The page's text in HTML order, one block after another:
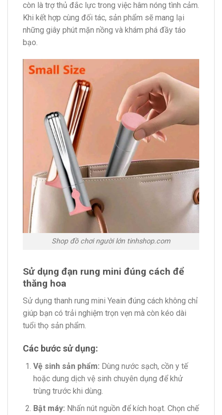
còn là trợ thủ đắc lực trong việc hâm nóng tình cảm.
Khi kết hợp cùng đối tác, sản phẩm sẽ mang lại
những giây phút mặn nồng và khám phá đầy táo
bạo.
Shop đồ chơi người lớn tinhshop.com
Sử dụng đạn rung mini đúng cách để
thăng hoa
Sử dụng thanh rung mini Yeain đúng cách không chỉ
giúp bạn có trải nghiệm trọn vẹn mà còn kéo dài
tuổi thọ sản phẩm.
Các bước sử dụng:
Vệ sinh sản phẩm: Dùng nước sạch, cồn y tế
hoặc dung dịch vệ sinh chuyên dụng để khử
trùng trước khi dùng.
Bật máy: Nhấn nút nguồn để kích hoạt. Chọn chế